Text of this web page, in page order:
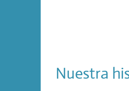
Nuestra